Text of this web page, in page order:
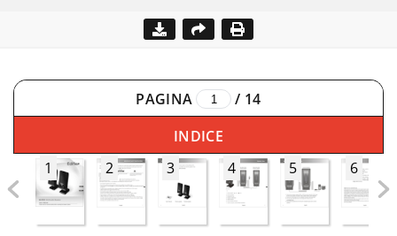
PAGINA / 14
INDICE
1
2 3 4 5 6